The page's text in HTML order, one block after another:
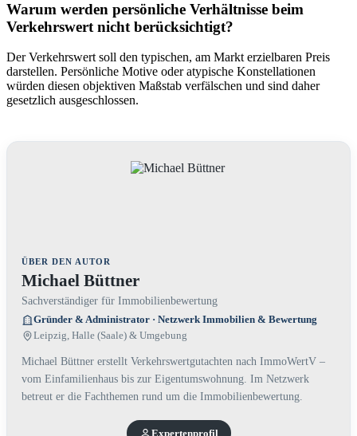
Warum werden persönliche Verhältnisse beim
Verkehrswert nicht berücksichtigt?
Der Verkehrswert soll den typischen, am Markt erzielbaren Preis
darstellen. Persönliche Motive oder atypische Konstellationen
würden diesen objektiven Maßstab verfälschen und sind daher
gesetzlich ausgeschlossen.
ÜBER DEN AUTOR
Michael Büttner
Sachverständiger für Immobilienbewertung
Gründer & Administrator · Netzwerk Immobilien & Bewertung
Leipzig, Halle (Saale) & Umgebung
Michael Büttner erstellt Verkehrswertgutachten nach ImmoWertV –
vom Einfamilienhaus bis zur Eigentumswohnung. Im Netzwerk
betreut er die Fachthemen rund um die Immobilienbewertung.
Experten­profil